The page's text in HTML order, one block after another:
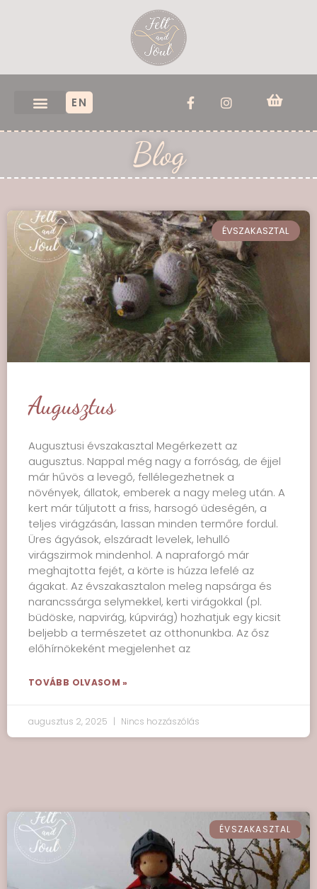
EN
Blog
ÉVSZAKASZTAL
Augusztus
Augusztusi évszakasztal Megérkezett az
augusztus. Nappal még nagy a forróság, de éjjel
már hűvös a levegő, fellélegezhetnek a
növények, állatok, emberek a nagy meleg után. A
kert már túljutott a friss, harsogó üdeségén, a
teljes virágzásán, lassan minden termőre fordul.
Üres ágyások, elszáradt levelek, lehulló
virágszirmok mindenhol. A napraforgó már
meghajtotta fejét, a körte is húzza lefelé az
ágakat. Az évszakasztalon meleg napsárga és
narancssárga selymekkel, kerti virágokkal (pl.
büdöske, napvirág, kúpvirág) hozhatjuk egy kicsit
beljebb a természetet az otthonunkba. Az ősz
előhírnökeként megjelenhet az
TOVÁBB OLVASOM »
augusztus 2, 2025 Nincs hozzászólás
ÉVSZAKASZTAL